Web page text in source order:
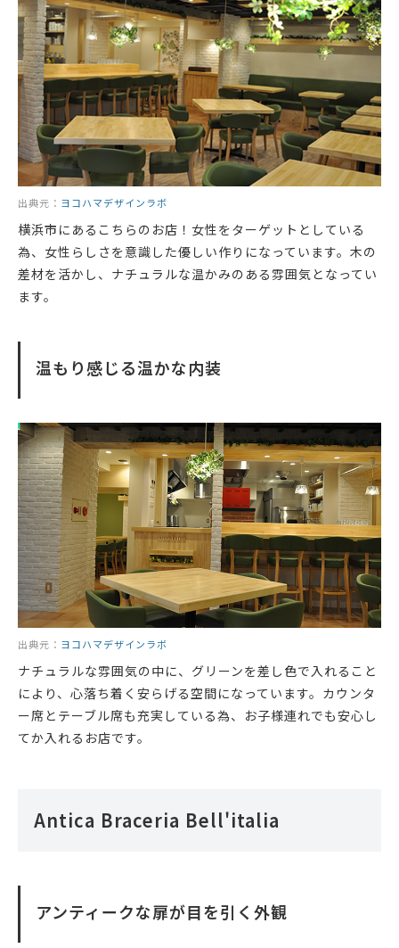
出典元： ヨコハマデザインラボ
横浜市にあるこちらのお店！女性をターゲットとしている
為、女性らしさを意識した優しい作りになっています。木の
差材を活かし、ナチュラルな温かみのある雰囲気となってい
ます。
温もり感じる温かな内装
出典元： ヨコハマデザインラボ
ナチュラルな雰囲気の中に、グリーンを差し色で入れること
により、心落ち着く安らげる空間になっています。カウンタ
ー席とテーブル席も充実している為、お子様連れでも安心し
てか入れるお店です。
Antica Braceria Bell'italia
アンティークな扉が目を引く外観